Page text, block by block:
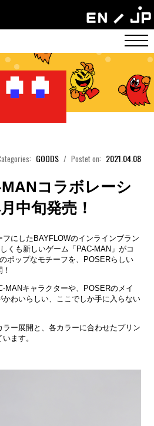
GOODS / Postet on: 2021.04.08
コラボレーシ
中旬発売！
にしたBAYFLOWのインラインブラン
くも新しいゲーム「PAC-MAN」がコ
ポップなモチーフを、POSERらしい
MANキャラクターや、POSERのメイ
わいらしい、ここでしか手に入らない
ー展開と、各カラーに合わせたプリン
ます。